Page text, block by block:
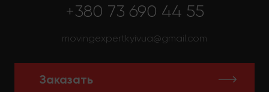
+380 73 690 44 55
movingexpertkyivua@gmail.com
Заказать